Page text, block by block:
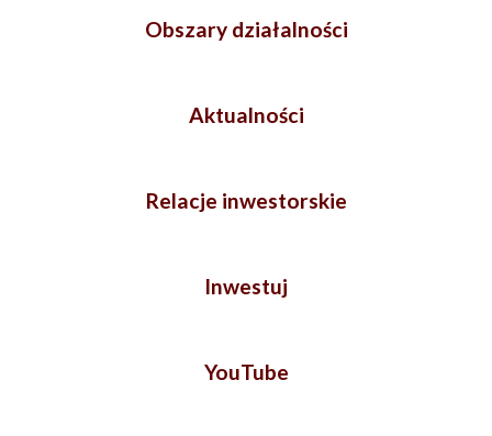
Obszary działalności
Aktualności
Relacje inwestorskie
Inwestuj
YouTube